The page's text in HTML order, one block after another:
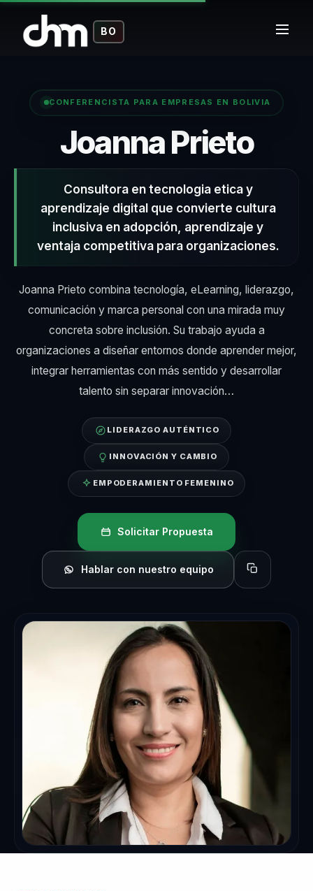
BO
CONFERENCISTA PARA EMPRESAS EN BOLIVIA
Joanna Prieto–
Consultora en tecnologia etica y
aprendizaje digital que convierte cultura
inclusiva en adopción, aprendizaje y
ventaja competitiva para organizaciones.
Joanna Prieto combina tecnología, eLearning, liderazgo,
comunicación y marca personal con una mirada muy
concreta sobre inclusión. Su trabajo ayuda a
organizaciones a diseñar entornos donde aprender mejor,
integrar herramientas con más sentido y desarrollar
talento sin separar innovación…
LIDERAZGO AUTÉNTICO
INNOVACIÓN Y CAMBIO
EMPODERAMIENTO FEMENINO
Solicitar Propuesta
Hablar con nuestro equipo Copiar perfil